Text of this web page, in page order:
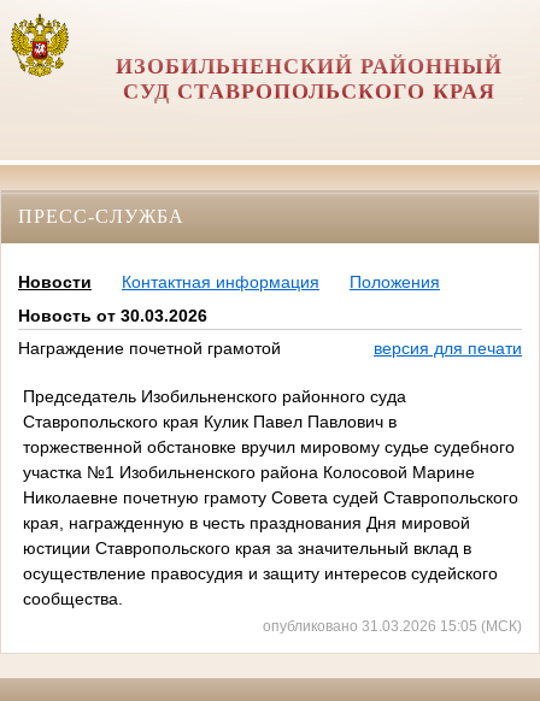
ИЗОБИЛЬНЕНСКИЙ РАЙОННЫЙ
СУД СТАВРОПОЛЬСКОГО КРАЯ
ПРЕСС-СЛУЖБА
Новости Контактная информация
Положения
Новость от 30.03.2026
Награждение почетной грамотой
версия для печати
Председатель Изобильненского районного суда
Ставропольского края Кулик Павел Павлович в
торжественной обстановке вручил мировому судье судебного
участка №1 Изобильненского района Колосовой Марине
Николаевне почетную грамоту Совета судей Ставропольского
края, награжденную в честь празднования Дня мировой
юстиции Ставропольского края за значительный вклад в
осуществление правосудия и защиту интересов судейского
сообщества.
опубликовано 31.03.2026 15:05 (МСК)